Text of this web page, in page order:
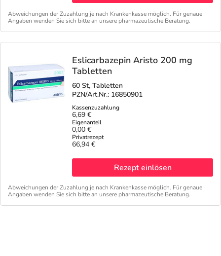
Abweichungen der Zuzahlung je nach Krankenkasse möglich. Für genaue
Angaben wenden Sie sich bitte an unsere pharmazeutische Beratung.
Eslicarbazepin Aristo 200 mg
Tabletten
60 St, Tabletten
PZN/Art.Nr.: 16850901
6,69 €
0,00 €
66,94 €
Rezept einlösen
Abweichungen der Zuzahlung je nach Krankenkasse möglich. Für genaue
Angaben wenden Sie sich bitte an unsere pharmazeutische Beratung.